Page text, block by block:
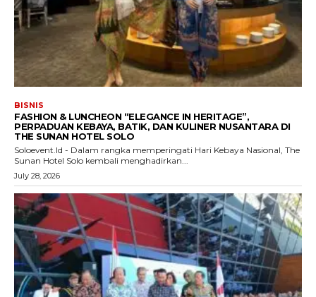
BISNIS
FASHION & LUNCHEON “ELEGANCE IN HERITAGE”,
PERPADUAN KEBAYA, BATIK, DAN KULINER NUSANTARA DI
THE SUNAN HOTEL SOLO
Soloevent.Id - Dalam rangka memperingati Hari Kebaya Nasional, The
Sunan Hotel Solo kembali menghadirkan...
July 28, 2026